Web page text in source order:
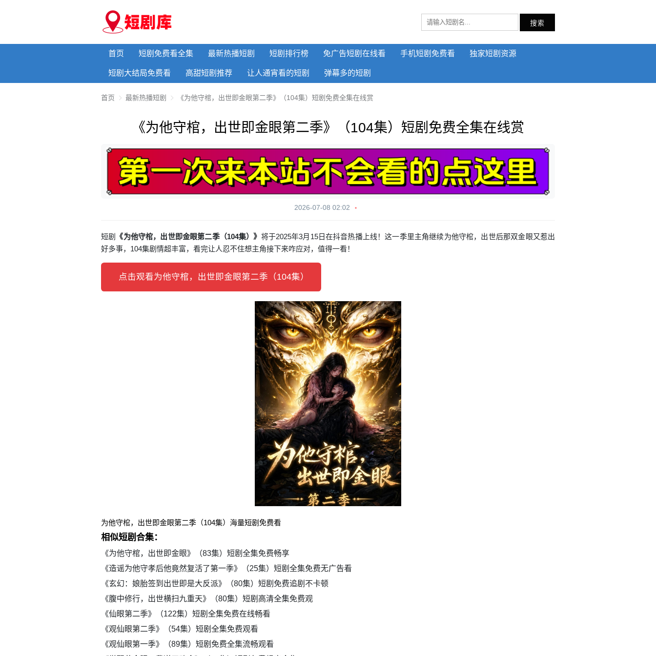
搜索
首页 短剧免费看全集 最新热播短剧 短剧排行榜 免广告短剧在线看 手机短剧免费看 独家短剧资源
短剧大结局免费看 高甜短剧推荐 让人通宵看的短剧 弹幕多的短剧
首页 最新热播短剧 《为他守棺，出世即金眼第二季》（104集）短剧免费全集在线赏
《为他守棺，出世即金眼第二季》（104集）短剧免费全集在线赏
2026-07-08 02:02
短剧 《为他守棺，出世即金眼第二季（104集）》 将于2025年3月15日在抖音热播上线！这一季里主角继续为他守棺，出世后那双金眼又惹出
好多事，104集剧情超丰富，看完让人忍不住想主角接下来咋应对，值得一看！
点击观看为他守棺，出世即金眼第二季（104集）
为他守棺，出世即金眼第二季（104集）海量短剧免费看
相似短剧合集：
《为他守棺，出世即金眼》（83集）短剧全集免费畅享
《造谣为他守孝后他竟然复活了第一季》（25集）短剧全集免费无广告看
《玄幻：娘胎签到出世即是大反派》（80集）短剧免费追剧不卡顿
《腹中修行，出世横扫九重天》（80集）短剧高清全集免费观
《仙眼第二季》（122集）短剧全集免费在线畅看
《观仙眼第二季》（54集）短剧全集免费观看
《观仙眼第一季》（89集）短剧免费全集流畅观看